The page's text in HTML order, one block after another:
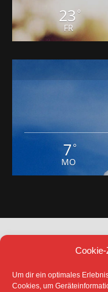
Um dir ein optimales
Cookies, um
23 °
FR
7 °
MO